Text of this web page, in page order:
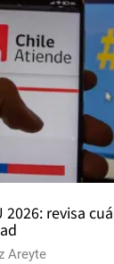
2026: revisa
Areyte